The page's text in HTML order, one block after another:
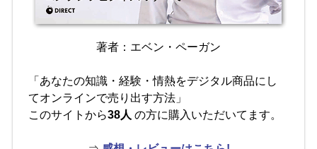
著者：エベン・ペーガン
「あなたの知識・経験・情熱をデジタル商品にし
てオンラインで売り出す方法」
このサイトから38人の方に購入いただいてます。